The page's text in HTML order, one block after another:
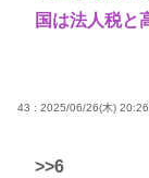
国は法人税と
43 : 2025/06/26(木)
>>6